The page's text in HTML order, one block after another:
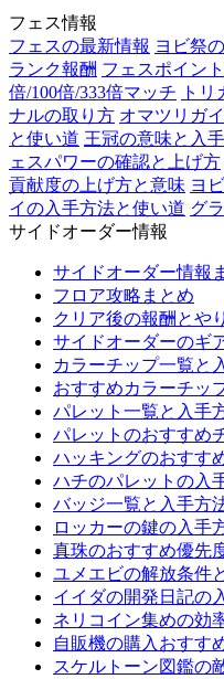
フェス情報
フェスの最新情報 ヨビ祭
ランク報酬 フェスポイン
倍/100倍/333倍マッチ
ト
ナルの取り方 オマツリガ
と使い道 王冠の意味と入
ェスパワーの確認と上げ方
貢献度の上げ方と意味 ヨ
イの入手方法と使い道 グ
サイドオーダー情報
サイドオーダー情報
フロア攻略まとめ
クリア後の報酬とや
サイドオーダーのギ
カラーチップ一覧と
おすすめカラーチッ
パレット一覧と入手
パレットのおすすめ
ハッキングのおすす
ハチのパレットの入
バッジ一覧と入手方
ロッカーの鍵の入手
真珠のおすすめ優先
ユメエビの解放条件
イイダの開発日記の
ネリコイン集めの効
自販機の購入おすす
スケルトーン図鑑の